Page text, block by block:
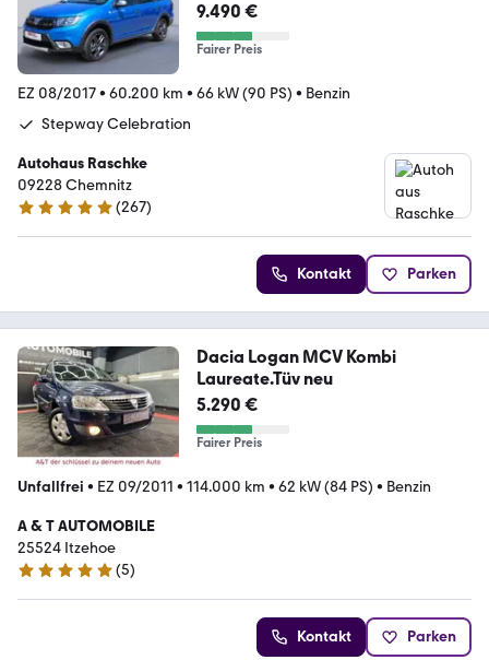
9.490 €
Fairer Preis
EZ 08/2017• 60.200 km • 66 kW (90 PS) • Benzin
Stepway Celebration
Autohaus Raschke
09228 Chemnitz
4.8 Sterne
(267)
Kontakt Parken
Dacia Logan MCV Kombi
Laureate.Tüv neu
5.290 €
Fairer Preis
Unfallfrei • EZ 09/2011 • 114.000 km • 62 kW (84 PS) • Benzin
A & T AUTOMOBILE
25524 Itzehoe
5 Sterne
(5)
Kontakt Parken